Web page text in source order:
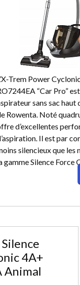
Trem Power Cyclonic
“Car Pro”
sans sac haut
Rowenta. Noté
d’excellentes
Il est par
silencieux que les
gamme Silence Force
4A+
Animal